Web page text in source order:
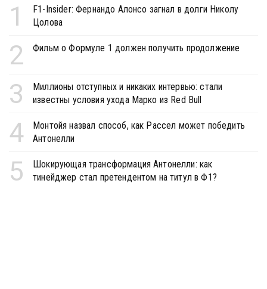
1
F1-Insider: Фернандо Алонсо загнал в долги Николу
Цолова
2 Фильм о Формуле 1 должен получить продолжение
3
Миллионы отступных и никаких интервью: стали
известны условия ухода Марко из Red Bull
4
Монтойя назвал способ, как Рассел может победить
Антонелли
5
Шокирующая трансформация Антонелли: как
тинейджер стал претендентом на титул в Ф1?